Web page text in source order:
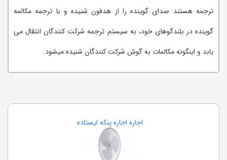
ترجمه هستند صدای گوینده را از هدفون شنیده و با ترجمه مکالمه
گوینده در بلندگوهای خود، به سیستم ترجمه شرکت کنندگان انتقال می
یابد و اینگونه مکالمات به گوش شرکت کنندگان شنیده میشود.
اجاره اجاره پنکه ایستاده